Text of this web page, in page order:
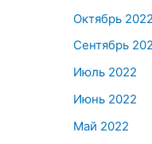
Октябрь 2022
Сентябрь
Июль 2022
Июнь 2022
Май 2022